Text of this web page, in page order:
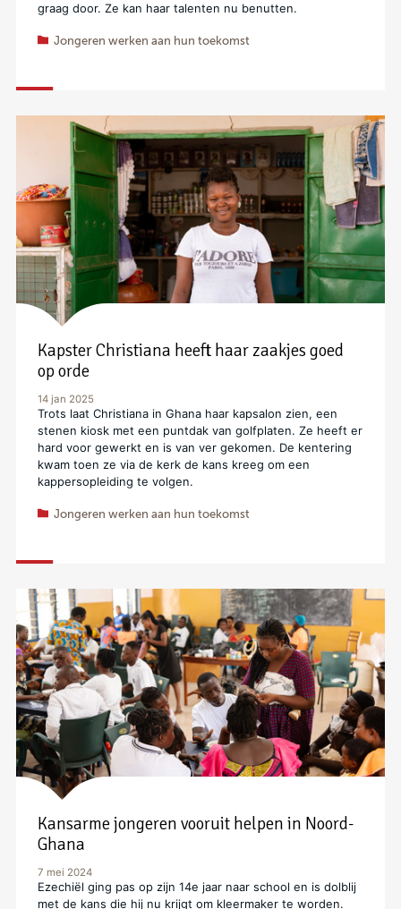
graag door. Ze kan haar talenten nu benutten.
Jongeren werken aan hun toekomst
Kapster Christiana heeft haar zaakjes goed
op orde
14 jan 2025
Trots laat Christiana in Ghana haar kapsalon zien, een
stenen kiosk met een puntdak van golfplaten. Ze heeft er
hard voor gewerkt en is van ver gekomen. De kentering
kwam toen ze via de kerk de kans kreeg om een
kappersopleiding te volgen.
Jongeren werken aan hun toekomst
Kansarme jongeren vooruit helpen in Noord-
Ghana
7 mei 2024
Ezechiël ging pas op zijn 14e jaar naar school en is dolblij
met de kans die hij nu krijgt om kleermaker te worden.